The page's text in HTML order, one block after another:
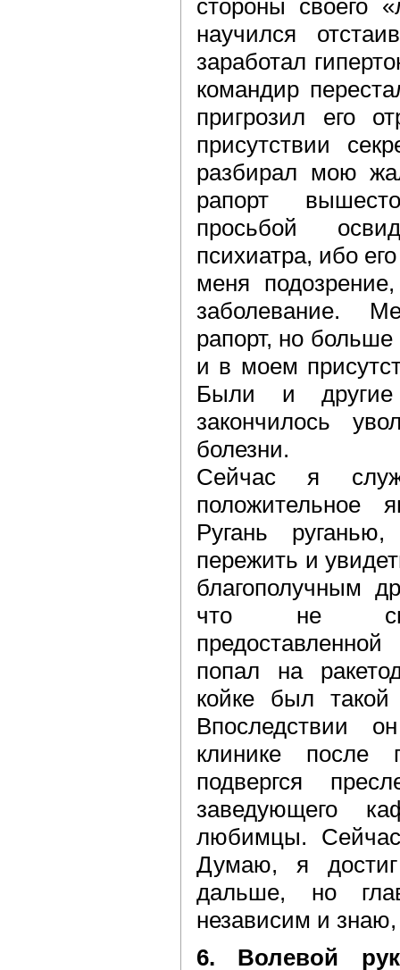
стороны своего
научился
заработал
командир
пригрозил его
присутствии
разбирал мою
рапорт
просьбой
психиатра, ибо
меня
заболевание.
рапорт, но
и в моем
Были и другие
закончилось
болезни.
Сейчас я
положительное
Ругань
пережить и
благополучным
что не смог
попал на
койке был
Впоследствии
клинике после
подвергся
заведующего
любимцы.
Думаю, я достиг
дальше, но
независим и
6. Волевой